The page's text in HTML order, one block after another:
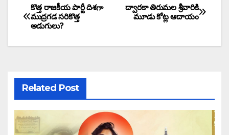
ద్వారకా తిరుమల శ్రీవారికి
మూడు కోట్ల ఆదాయం
కొత్త రాజకీయ పార్టీ దిశగా
ముద్రగడ సరికొత్త
అడుగులు?
Related Post